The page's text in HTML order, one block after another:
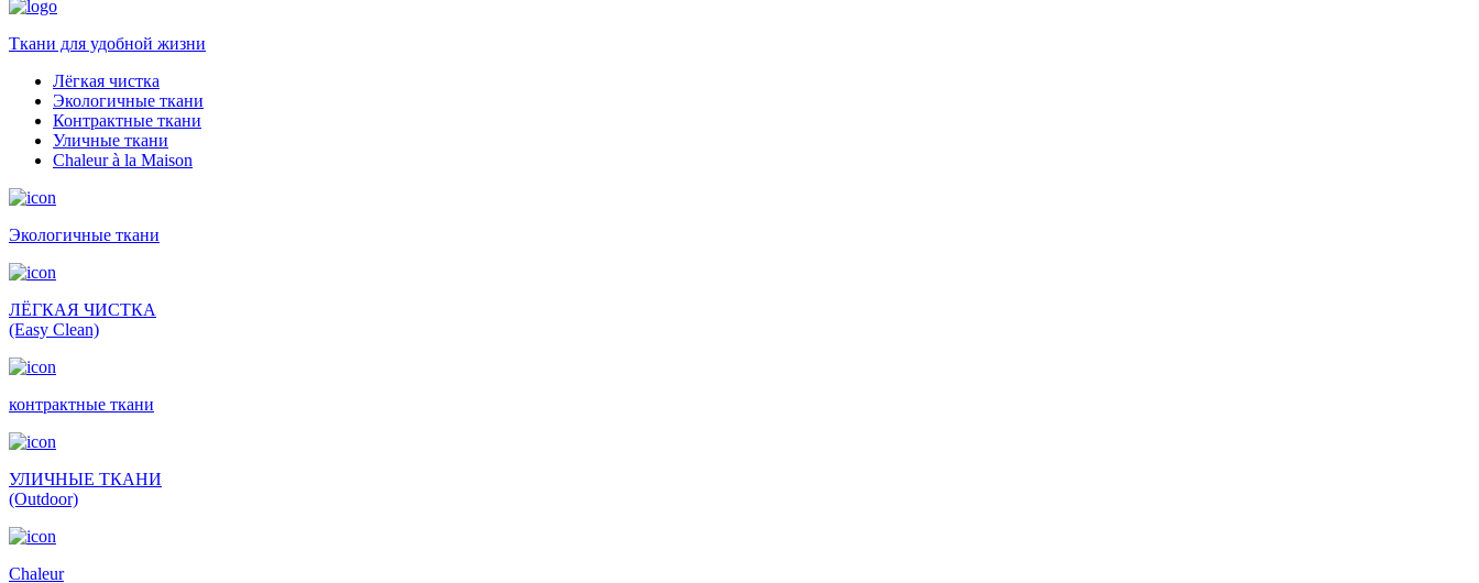
Ткани для удобной жизни
Лёгкая чистка
Экологичные ткани
Контрактные ткани
Уличные ткани
Сhaleur à la Maison
Экологичные ткани
ЛЁГКАЯ ЧИСТКА
(Easy Clean)
контрактные ткани
УЛИЧНЫЕ ТКАНИ
(Outdoor)
Сhaleur